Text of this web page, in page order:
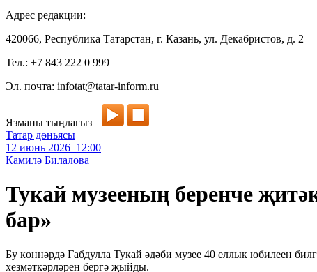
Адрес редакции:
420066, Республика Татарстан, г. Казань, ул. Декабристов, д. 2
Тел.: +7 843 222 0 999
Эл. почта: infotat@tatar-inform.ru
Язманы тыңлагыз
Татар дөньясы
12 июнь 2026 12:00
Камилә Билалова
Тукай музееның беренче
бар»
Бу көннәрдә Габдулла Тукай әдәби музее 40 еллык юбилеен
хезмәткәрләрен бергә җыйды.